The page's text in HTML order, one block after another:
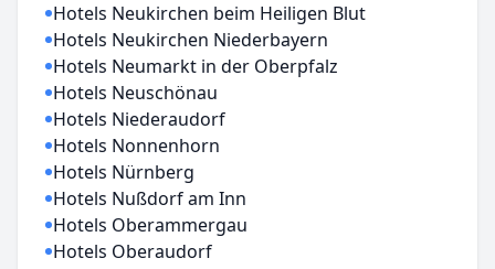
Hotels Neukirchen beim Heiligen Blut
Hotels Neukirchen Niederbayern
Hotels Neumarkt in der Oberpfalz
Hotels Neuschönau
Hotels Niederaudorf
Hotels Nonnenhorn
Hotels Nürnberg
Hotels Nußdorf am Inn
Hotels Oberammergau
Hotels Oberaudorf